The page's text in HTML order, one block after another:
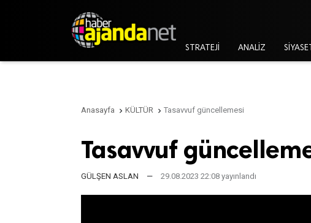
STRATEJİ ANALİZ SİYASET
Anasayfa  KÜLTÜR  Tasavvuf güncellemesi
Tasavvuf
GÜLŞEN ASLAN — 29.08.2023 22:08 yayınlandı